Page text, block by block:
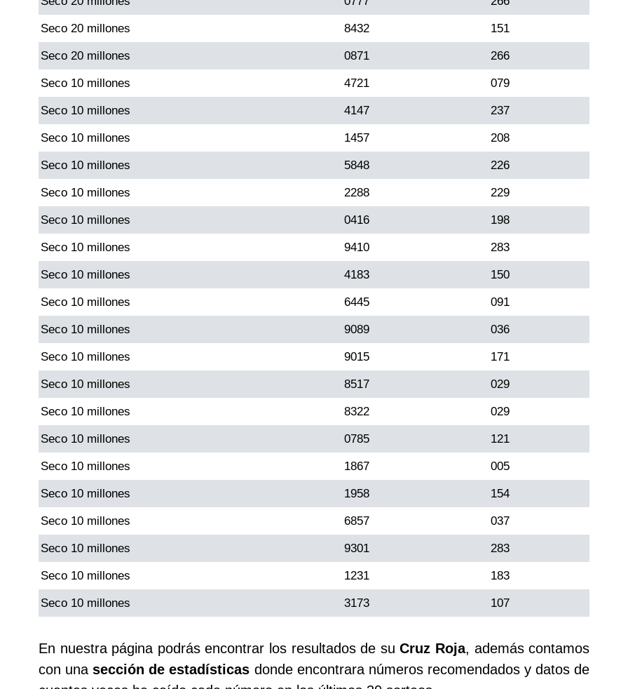
Pick 4 Noche
Pijao de Oro
Saman de la suerte
Sinuano Día
Sinuano Noche
Super Chontico Noche
Seco 20 millones 8432 151
Seco 20 millones 0871 266
Seco 10 millones 4721 079
Seco 10 millones 4147 237
Seco 10 millones 1457 208
Seco 10 millones 5848 226
Seco 10 millones 2288 229
Seco 10 millones 0416 198
Seco 10 millones 9410 283
Seco 10 millones 4183 150
Seco 10 millones 6445 091
Seco 10 millones 9089 036
Seco 10 millones 9015 171
Seco 10 millones 8517 029
Seco 10 millones 8322 029
Seco 10 millones 0785 121
Seco 10 millones 1867 005
Seco 10 millones 1958 154
Seco 10 millones 6857 037
Seco 10 millones 9301 283
Seco 10 millones 1231 183
Seco 10 millones 3173 107
En nuestra página podrás encontrar los resultados de suCruz Roja, además contamos
con unasección de estadísticas donde encontrara números recomendados y datos de